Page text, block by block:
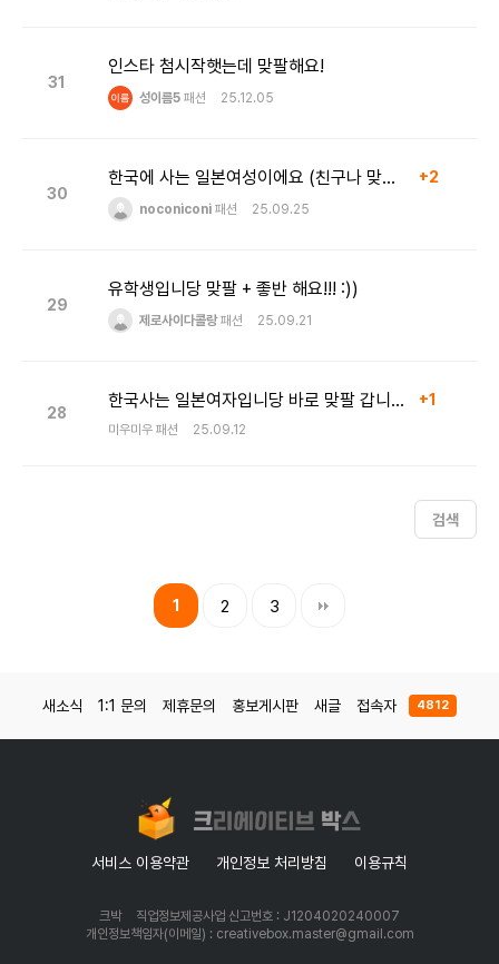
31
인스타 첨시작햇는데 맞팔해요!
성이름5 패션 25.12.05
30
한국에 사는 일본여성이에요 (친구나 맞팔하실분~!) +2
noconiconi 패션 25.09.25
29
유학생입니당 맞팔 + 좋반 해요!!! :))
제로사이다콜랑 패션 25.09.21
28
한국사는 일본여자입니당 바로 맞팔 갑니당~~~ (niconico_gram_yua) +1
미우미우 패션 25.09.12
검색
1 2 3
새소식 1:1 문의 제휴문의 홍보게시판 새글 접속자 4812
서비스 이용약관 개인정보 처리방침 이용규칙
크박
직업정보제공사업 신고번호 : J1204020240007
개인정보책임자(이메일) : creativebox.master@gmail.com